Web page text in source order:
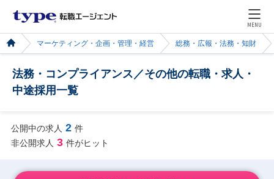
MENU
マーケティング・企画・管理・経営 総務・広報・法務・知財
法務・コンプライアンス／その他の転職・求人・
中途採用一覧
公開中の求人 2 件
非公開求人 3 件がヒット